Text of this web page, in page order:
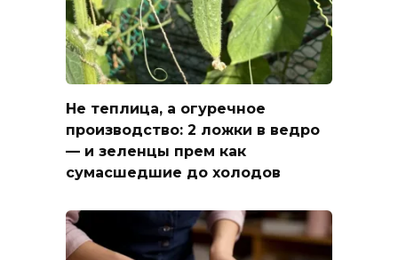
Не теплица, а огуречное
производство: 2 ложки в ведро
— и зеленцы прем как
сумасшедшие до холодов